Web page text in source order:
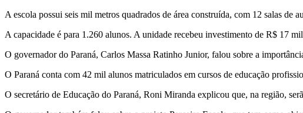
A escola possui seis mil metros quadrados de área construída, com 12 salas
A capacidade é para 1.260 alunos. A unidade recebeu investimento de R$ 17
O governador do Paraná, Carlos Massa Ratinho Junior, falou sobre a
O Paraná conta com 42 mil alunos matriculados em cursos de educação
O secretário de Educação do Paraná, Roni Miranda explicou que, na região,